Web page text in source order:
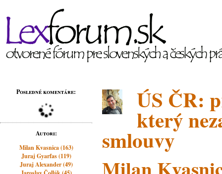
Posledné komentáre:
Autori:
Milan Kvasnica (163)
Juraj Gyarfas (119)
Juraj Alexander (49)
ÚS ČR:
který
smlouvy
Milan